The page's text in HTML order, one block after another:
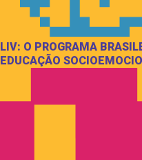
LIV: O PROGRAMA
EDUCAÇÃO